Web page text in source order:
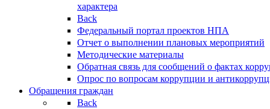
характера
Back
Федеральный портал проектов НПА
Отчет о выполнении плановых мероприятий
Методические материалы
Обратная связь для сообщений о фактах
Опрос по вопросам коррупции и
Обращения граждан
Back